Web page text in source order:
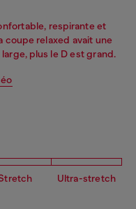
respirante et
coupe relaxed avait une
plus le D est grand.
Ultra-stretch